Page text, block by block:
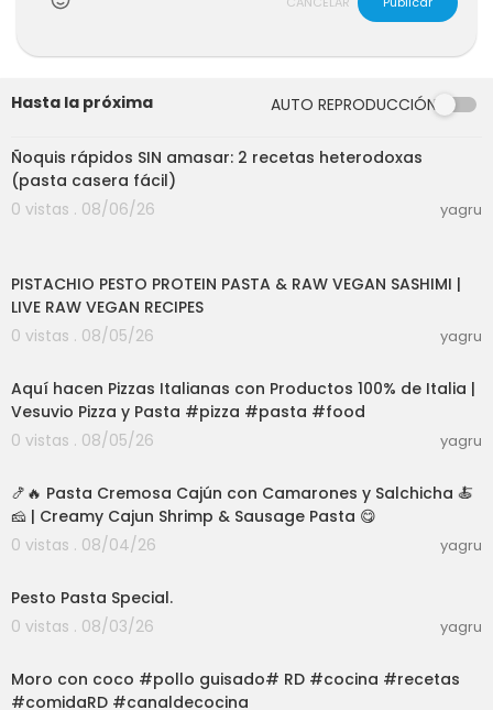
250 gr de garbanzos secos (450 gr de Garbanz
250 ml de Caldo (carne, verduras o pollo)
1 Ají picante, guindilla, peperoncino o 1/2 cdta d
e ají molido.
1 Ramita de Romero fresco (1/2 cdta si es seco)
2 o 3 Filetes de Anchoas
Sígueme también en Facebook:
https://www.fa
Hasta la próxima AUTO REPRODUCCIÓN
16:58
Ñoquis rápidos SIN amasar: 2 recetas heterodoxas
(pasta casera fácil)
0 vistas . 08/06/26
yagru
PISTACHIO PESTO PROTEIN PASTA & RAW VEGAN SASHIMI |
LIVE RAW VEGAN RECIPES
0 vistas . 08/05/26
yagru
Aquí hacen Pizzas Italianas con Productos 100% de Italia |
Vesuvio Pizza y Pasta #pizza #pasta #food
0 vistas . 08/05/26
yagru
🍤🔥 Pasta Cremosa Cajún con Camarones y Salchicha 🍝
🧀 | Creamy Cajun Shrimp & Sausage Pasta 😋
0 vistas . 08/04/26
yagru
Pesto Pasta Special.
0 vistas . 08/03/26
yagru
Moro con coco #pollo guisado# RD #cocina #recetas
#comidaRD #canaldecocina